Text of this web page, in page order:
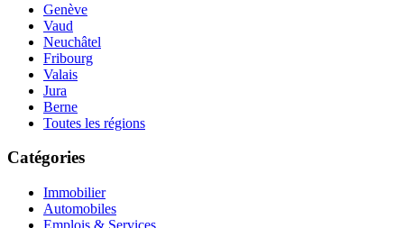
Genève
Vaud
Neuchâtel
Fribourg
Valais
Jura
Berne
Toutes les régions
Catégories
Immobilier
Automobiles